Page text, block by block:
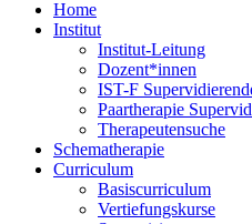
Home
Institut
Institut-Leitung
Dozent*innen
IST-F
Paartherapie
Therapeutensuche
Schematherapie
Curriculum
Basiscurriculum
Vertiefungskurse